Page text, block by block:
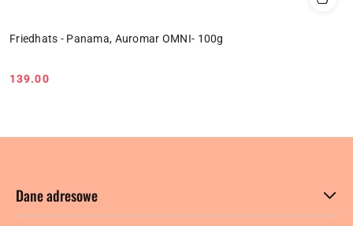
Friedhats - Panama, Auromar OMNI- 100g
Cena:
139.00
Dane adresowe